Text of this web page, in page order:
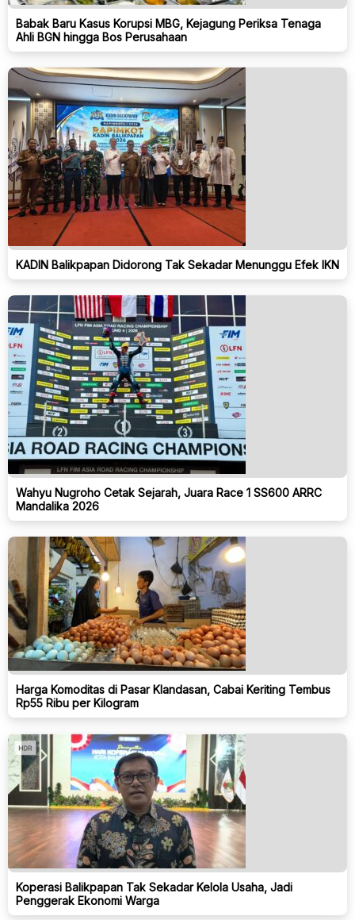
Babak Baru Kasus Korupsi MBG, Kejagung Periksa Tenaga
Ahli BGN hingga Bos Perusahaan
KADIN Balikpapan Didorong Tak Sekadar Menunggu Efek IKN
Wahyu Nugroho Cetak Sejarah, Juara Race 1 SS600 ARRC
Mandalika 2026
Harga Komoditas di Pasar Klandasan, Cabai Keriting Tembus
Rp55 Ribu per Kilogram
Koperasi Balikpapan Tak Sekadar Kelola Usaha, Jadi
Penggerak Ekonomi Warga